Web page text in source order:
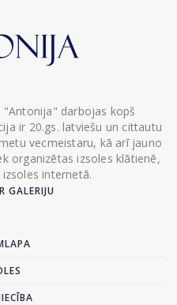
"Antonija" darbojas kopš
ir 20.gs. latviešu un cittautu
vecmeistaru, kā arī jauno
organizētas izsoles klātienē,
internetā.
GALERIJU